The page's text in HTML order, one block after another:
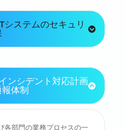
システムのセキュリ
ンシデント対応計画
体制
各部門の業務プロセスの一